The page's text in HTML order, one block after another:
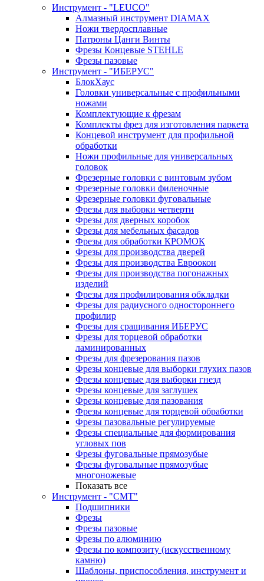
Инструмент - "LEUCO"
Алмазный инструмент DIAMAX
Ножи твердосплавные
Патроны Цанги Винты
Фрезы Концевые STEHLE
Фрезы пазовые
Инструмент - "ИБЕРУС"
БлокХаус
Головки универсальные с профильными
ножами
Комплектующие к фрезам
Комплекты фрез для изготовления паркета
Концевой инструмент для профильной
обработки
Ножи профильные для универсальных
головок
Фрезерные головки с винтовым зубом
Фрезерные головки филеночные
Фрезерные головки фуговальные
Фрезы для выборки четверти
Фрезы для дверных коробок
Фрезы для мебельных фасадов
Фрезы для обработки КРОМОК
Фрезы для производства дверей
Фрезы для производства Евроокон
Фрезы для производства погонажных
изделий
Фрезы для профилирования обкладки
Фрезы для радиусного одностороннего
профилир
Фрезы для сращивания ИБЕРУС
Фрезы для торцевой обработки
ламинированных
Фрезы для фрезерования пазов
Фрезы концевые для выборки глухих пазов
Фрезы концевые для выборки гнезд
Фрезы концевые для заглушек
Фрезы концевые для пазования
Фрезы концевые для торцевой обработки
Фрезы пазовальные регулируемые
Фрезы специальные для формирования
угловых пов
Фрезы фуговальные прямозубые
Фрезы фуговальные прямозубые
многоножевые
Показать все
Инструмент - "СМТ"
Подшипники
Фрезы
Фрезы пазовые
Фрезы по алюминию
Фрезы по композиту (искусственному
камню)
Шаблоны, приспособления, инструмент и